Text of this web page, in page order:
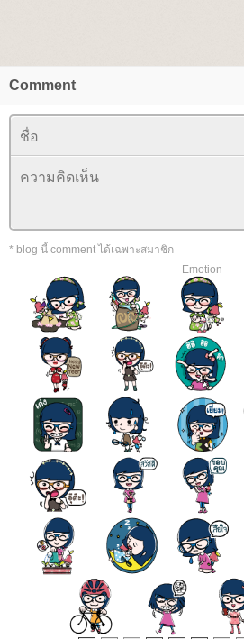
Comment
* blog นี้ comment ได้เฉพาะสมาชิก
Emotion